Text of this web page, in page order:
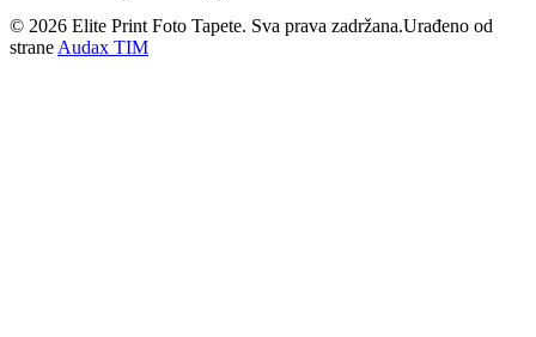
© 2026 Elite Print Foto Tapete. Sva prava zadržana.Urađeno od
strane Audax TIM